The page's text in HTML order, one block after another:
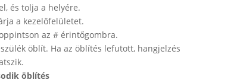
és tolja a helyére.
a kezelőfelületet.
az # érintőgombra.
öblít. Ha az öblítés lefutott, hangjelzés
öblítés